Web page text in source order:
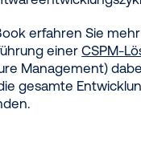
erfahren Sie
einerCSPM-
Management)
gesamte